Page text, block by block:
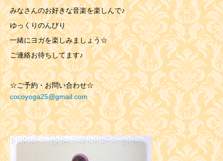
みなさんのお好きな音楽を楽しんで♪
ゆっくりのんびり
一緒にヨガを楽しみましょう☆
ご連絡お待ちしてます♪
☆ご予約・お問い合わせ☆
cocoyoga25@gmail.com